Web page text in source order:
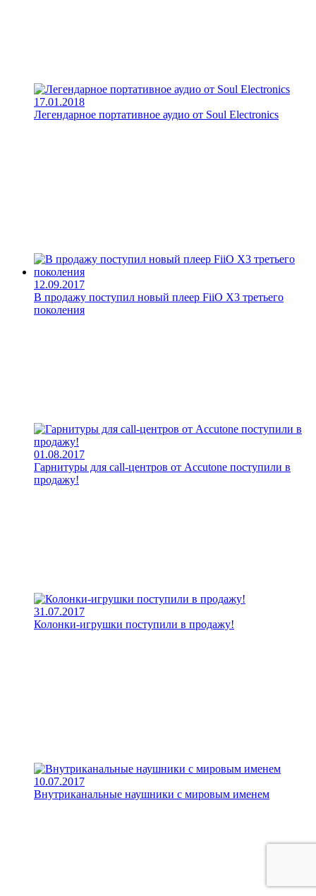
17.01.2018
Легендарное портативное аудио от Soul Electronics
12.09.2017
В продажу поступил новый плеер FiiO X3 третьего
поколения
01.08.2017
Гарнитуры для call-центров от Accutone поступили в
продажу!
31.07.2017
Колонки-игрушки поступили в продажу!
10.07.2017
Внутриканальные наушники с мировым именем